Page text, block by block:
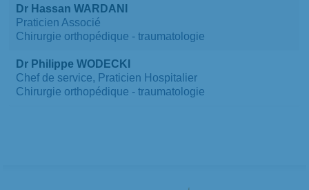
Dr Hassan WARDANI
Praticien Associé
Chirurgie orthopédique - traumatologie
Dr Philippe WODECKI
Chef de service, Praticien Hospitalier
Chirurgie orthopédique - traumatologie